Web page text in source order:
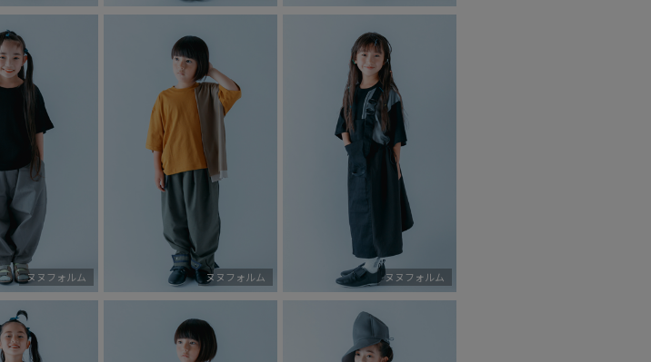
ヌヌフォルム ヌヌフォルム ヌヌフォルム